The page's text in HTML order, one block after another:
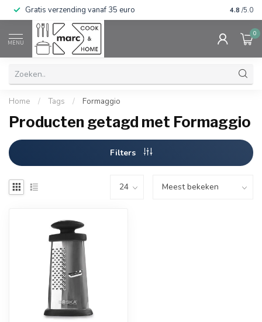
Gratis verzending vanaf 35 euro 4.8 /5.0
MENU
0
Home / Tags / Formaggio
Producten getagd met Formaggio
Filters